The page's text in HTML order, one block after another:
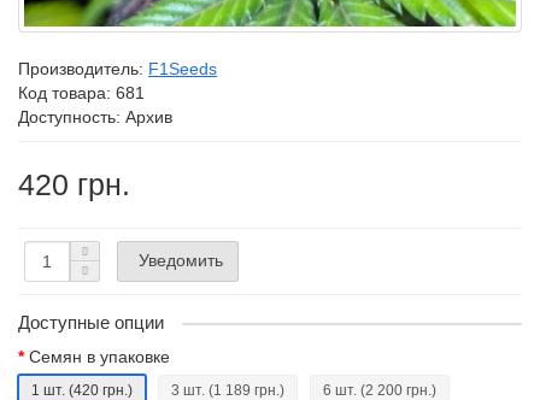
Производитель: F1Seeds
Код товара: 681
Доступность: Архив
420 грн.
Уведомить
Доступные опции
Семян в упаковке
1 шт. (420 грн.) 3 шт. (1 189 грн.) 6 шт. (2 200 грн.)